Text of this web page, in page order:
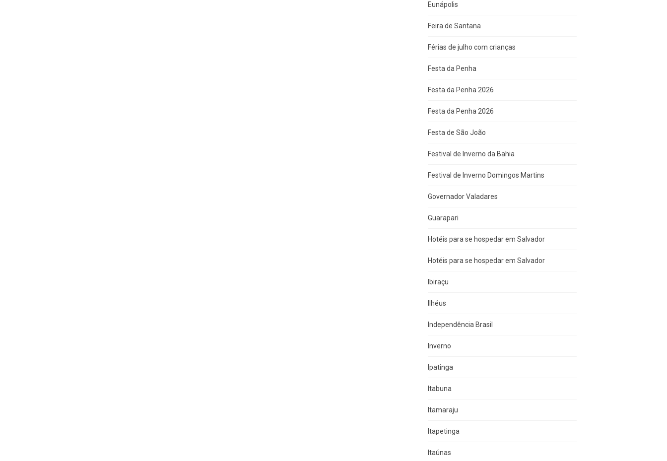
Eunápolis
Feira de Santana
Férias de julho com crianças
Festa da Penha
Festa da Penha 2026
Festa da Penha 2026
Festa de São João
Festival de Inverno da Bahia
Festival de Inverno Domingos Martins
Governador Valadares
Guarapari
Hotéis para se hospedar em Salvador
Hotéis para se hospedar em Salvador
Ibiraçu
Ilhéus
Independência Brasil
Inverno
Ipatinga
Itabuna
Itamaraju
Itapetinga
Itaúnas